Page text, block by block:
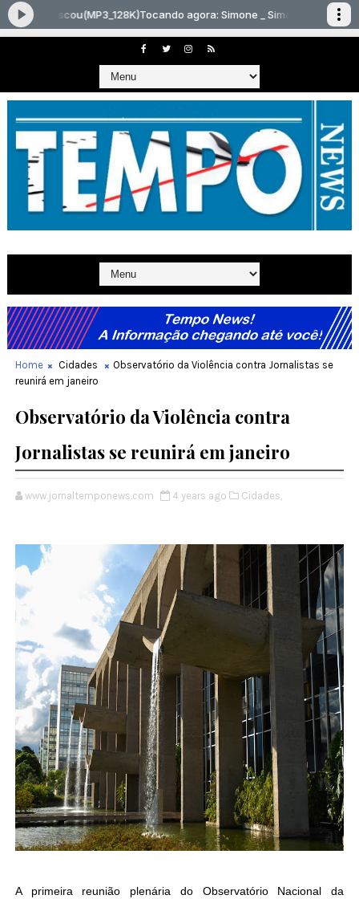
Home Cidades
Observatório da Violência contra Jornalistas se
reunirá em janeiro
Observatório da Violência contra
Jornalistas se reunirá em janeiro
www.jornaltemponews.com 4 years ago Cidades,
A primeira reunião plenária do Observatório Nacional da